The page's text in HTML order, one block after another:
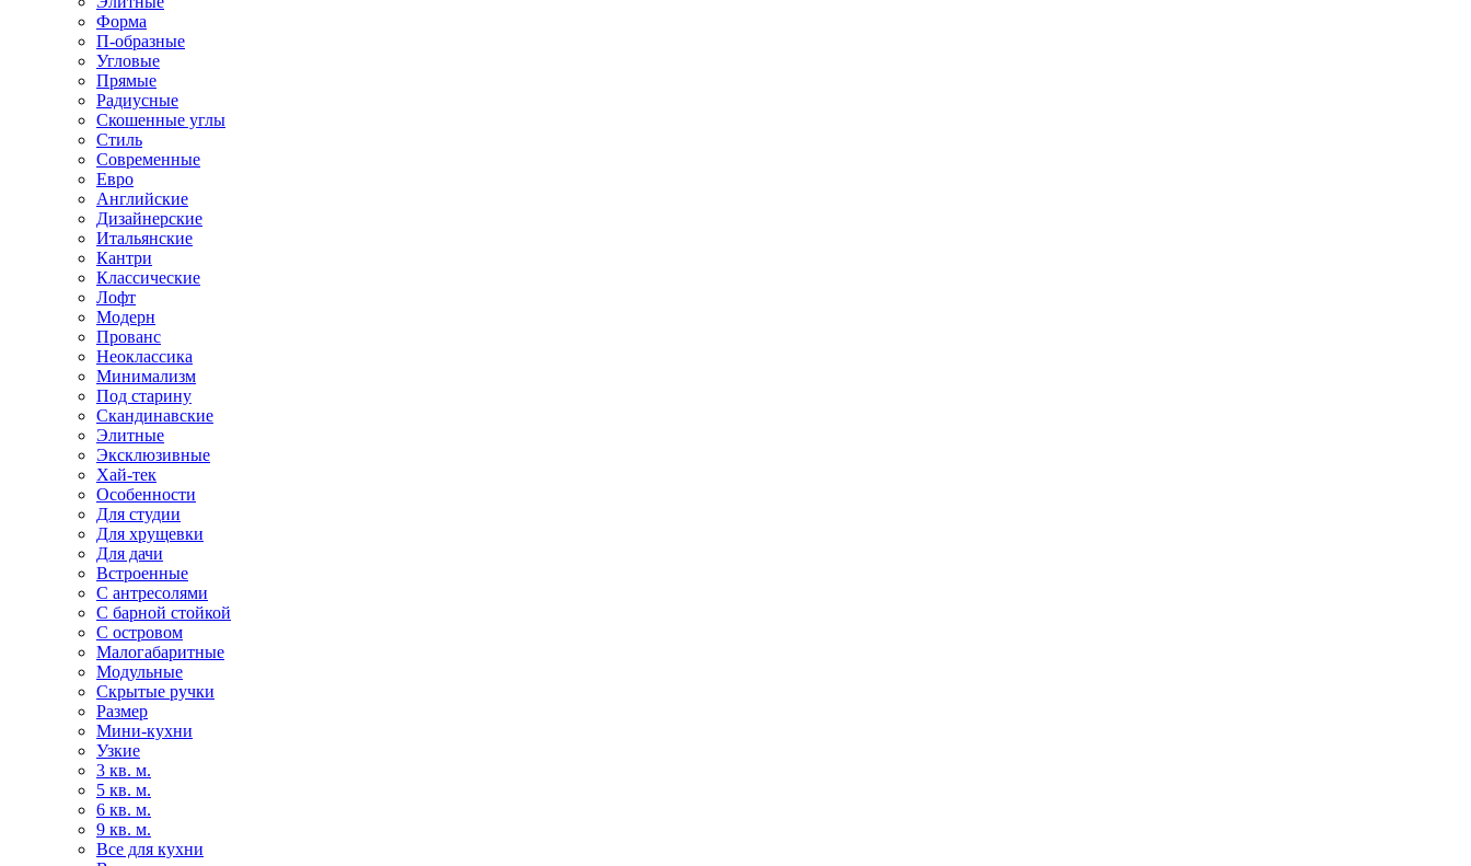
Форма
П-образные
Угловые
Прямые
Радиусные
Скошенные углы
Стиль
Современные
Евро
Английские
Дизайнерские
Итальянские
Кантри
Классические
Лофт
Модерн
Прованс
Неоклассика
Минимализм
Под старину
Скандинавские
Элитные
Эксклюзивные
Хай-тек
Особенности
Для студии
Для хрущевки
Для дачи
Встроенные
С антресолями
С барной стойкой
С островом
Малогабаритные
Модульные
Скрытые ручки
Размер
Мини-кухни
Узкие
3 кв. м.
5 кв. м.
6 кв. м.
9 кв. м.
Все для кухни